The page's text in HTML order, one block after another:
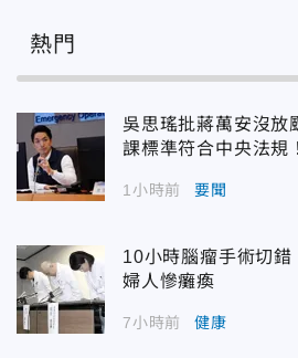
熱門
吳思瑤批蔣萬安沒
課標準符合中央法規！
1小時前 要聞
10小時腦瘤手術切
婦人慘癱瘓
7小時前 健康